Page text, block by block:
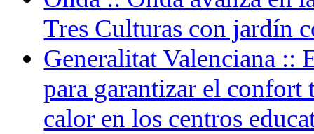
Tres Culturas con jardín
Generalitat Valenciana ::
para garantizar el
calor en los centros